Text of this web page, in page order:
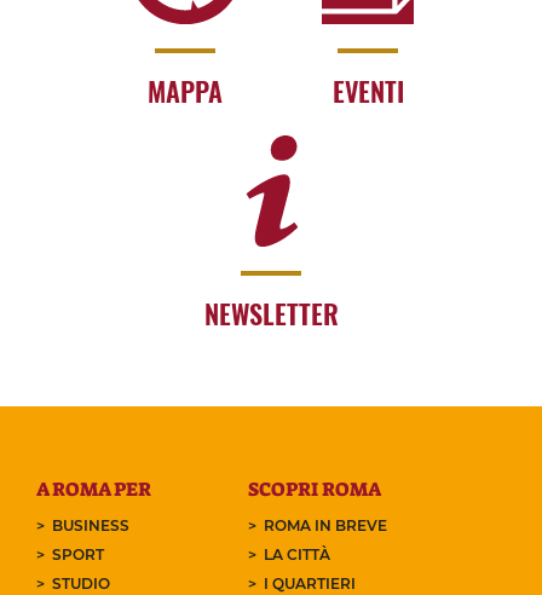
MAPPA EVENTI
NEWSLETTER
A ROMA PER
BUSINESS
SPORT
STUDIO
SCOPRI ROMA
ROMA IN BREVE
LA CITTÀ
I QUARTIERI